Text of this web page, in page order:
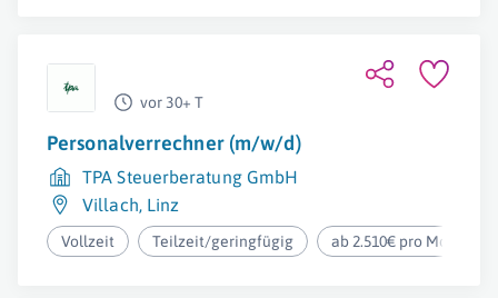
vor 30+ T
Personalverrechner (m/w/d)
TPA Steuerberatung GmbH
Villach, Linz
Vollzeit Teilzeit/geringfügig ab 2.510€ pro Monat